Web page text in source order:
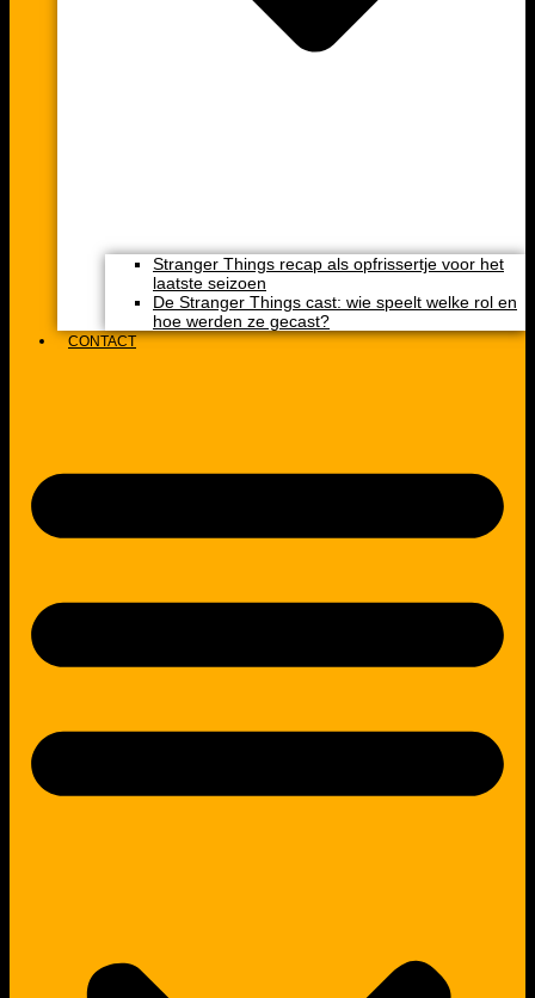
Stranger Things recap als opfrissertje voor het
laatste seizoen
De Stranger Things cast: wie speelt welke rol en
hoe werden ze gecast?
CONTACT